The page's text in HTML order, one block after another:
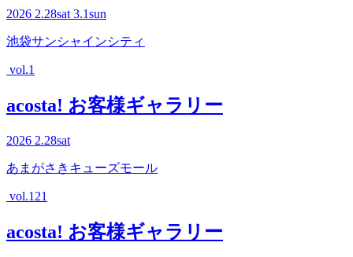
2026 2.28sat 3.1sun
池袋サンシャインシティ
vol.1
acosta! お客様ギャラリー
2026 2.28sat
あまがさきキューズモール
vol.121
acosta! お客様ギャラリー